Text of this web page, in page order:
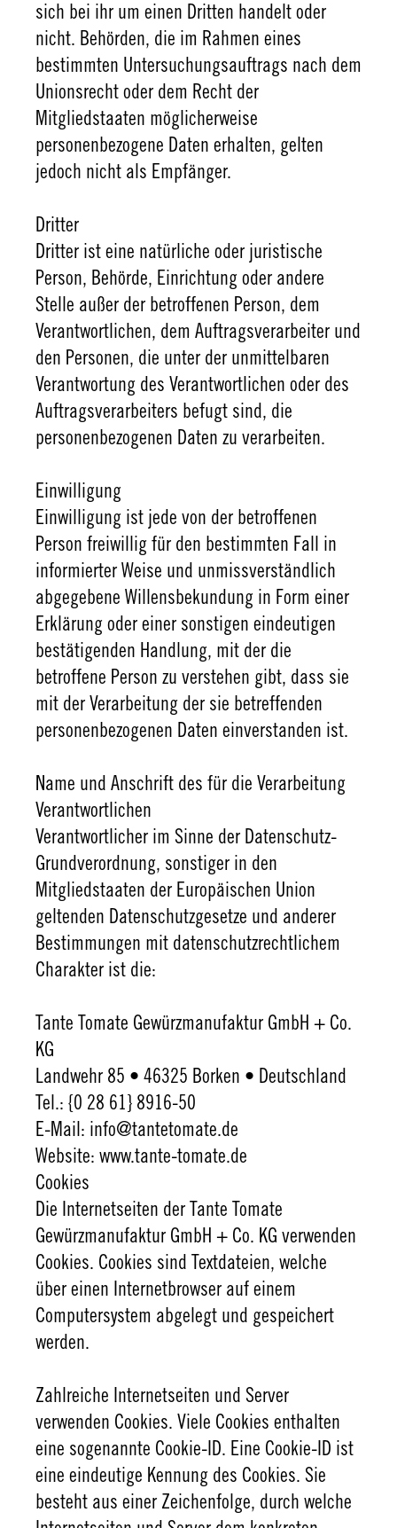
sich bei ihr um einen Dritten handelt oder
nicht. Behörden, die im Rahmen eines
bestimmten Untersuchungsauftrags nach dem
Unionsrecht oder dem Recht der
Mitgliedstaaten möglicherweise
personenbezogene Daten erhalten, gelten
jedoch nicht als Empfänger.
Dritter
Dritter ist eine natürliche oder juristische
Person, Behörde, Einrichtung oder andere
Stelle außer der betroffenen Person, dem
Verantwortlichen, dem Auftragsverarbeiter und
den Personen, die unter der unmittelbaren
Verantwortung des Verantwortlichen oder des
Auftragsverarbeiters befugt sind, die
personenbezogenen Daten zu verarbeiten.
Einwilligung
Einwilligung ist jede von der betroffenen
Person freiwillig für den bestimmten Fall in
informierter Weise und unmissverständlich
abgegebene Willensbekundung in Form einer
Erklärung oder einer sonstigen eindeutigen
bestätigenden Handlung, mit der die
betroffene Person zu verstehen gibt, dass sie
mit der Verarbeitung der sie betreffenden
personenbezogenen Daten einverstanden ist.
Name und Anschrift des für die Verarbeitung
Verantwortlichen
Verantwortlicher im Sinne der Datenschutz-
Grundverordnung, sonstiger in den
Mitgliedstaaten der Europäischen Union
geltenden Datenschutzgesetze und anderer
Bestimmungen mit datenschutzrechtlichem
Charakter ist die:
Tante Tomate Gewürzmanufaktur GmbH + Co.
KG
Landwehr 85 • 46325 Borken • Deutschland
Tel.: {0 28 61} 8916-50
E-Mail: info@tantetomate.de
Website: www.tante-tomate.de
Cookies
Die Internetseiten der Tante Tomate
Gewürzmanufaktur GmbH + Co. KG verwenden
Cookies. Cookies sind Textdateien, welche
über einen Internetbrowser auf einem
Computersystem abgelegt und gespeichert
werden.
Zahlreiche Internetseiten und Server
verwenden Cookies. Viele Cookies enthalten
eine sogenannte Cookie-ID. Eine Cookie-ID ist
eine eindeutige Kennung des Cookies. Sie
besteht aus einer Zeichenfolge, durch welche